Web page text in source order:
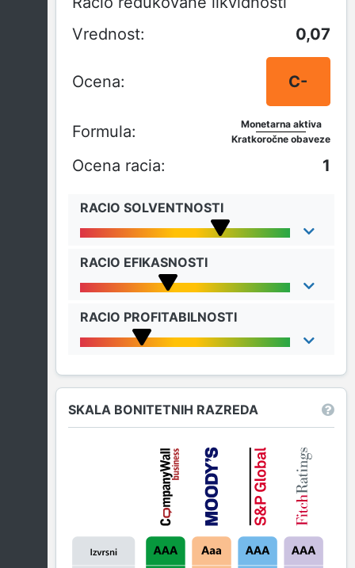
0,07
C-
Monetarna aktiva
Kratkoročne obaveze
1
RACIO SOLVENTNOSTI
RACIO EFIKASNOSTI
RACIO PROFITABILNOSTI
SKALA BONITETNIH RAZREDA